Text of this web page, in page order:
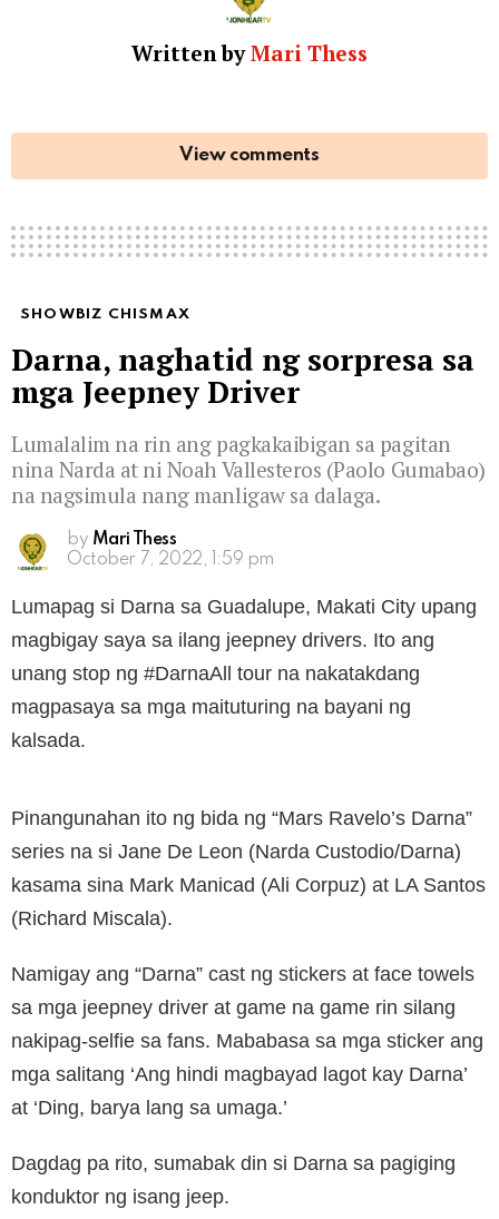
Written byMari Thess
View comments
SHOWBIZ CHISMAX
Darna, naghatid ng sorpresa sa
mga Jeepney Driver
Lumalalim na rin ang pagkakaibigan sa pagitan
nina Narda at ni Noah Vallesteros (Paolo Gumabao)
na nagsimula nang manligaw sa dalaga.
by Mari Thess
October 7, 2022, 1:59 pm
Lumapag si Darna sa Guadalupe, Makati City upang
magbigay saya sa ilang jeepney drivers. Ito ang
unang stop ng #DarnaAll tour na nakatakdang
magpasaya sa mga maituturing na bayani ng
kalsada.
Pinangunahan ito ng bida ng “Mars Ravelo’s Darna”
series na si Jane De Leon (Narda Custodio/Darna)
kasama sina Mark Manicad (Ali Corpuz) at LA Santos
(Richard Miscala).
Namigay ang “Darna” cast ng stickers at face towels
sa mga jeepney driver at game na game rin silang
nakipag-selfie sa fans. Mababasa sa mga sticker ang
mga salitang ‘Ang hindi magbayad lagot kay Darna’
at ‘Ding, barya lang sa umaga.’
Dagdag pa rito, sumabak din si Darna sa pagiging
konduktor ng isang jeep.